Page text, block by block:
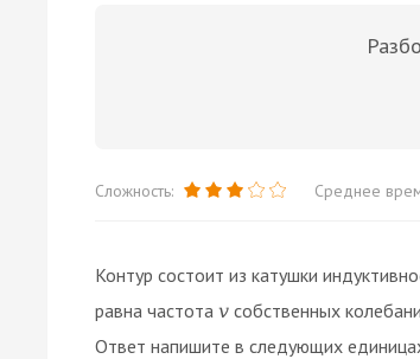
Сложность: Среднее
Контур состоит из катушки
равна частота v собственных
Ответ напишите в следующих